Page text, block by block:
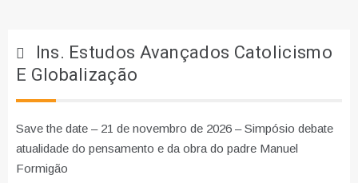
Ins. Estudos Avançados Catolicismo
E Globalização
Save the date – 21 de novembro de 2026 – Simpósio debate
atualidade do pensamento e da obra do padre Manuel
Formigão